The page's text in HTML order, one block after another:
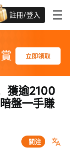
註冊/登入
迎新驚喜賞 股票/BTC等任你揀!
關注
獲逾2100
盤一手賺